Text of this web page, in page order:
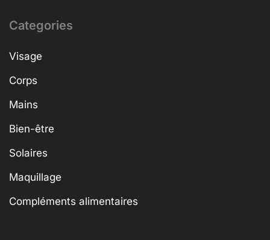
Categories
Visage
Corps
Mains
Bien-être
Solaires
Maquillage
Compléments alimentaires